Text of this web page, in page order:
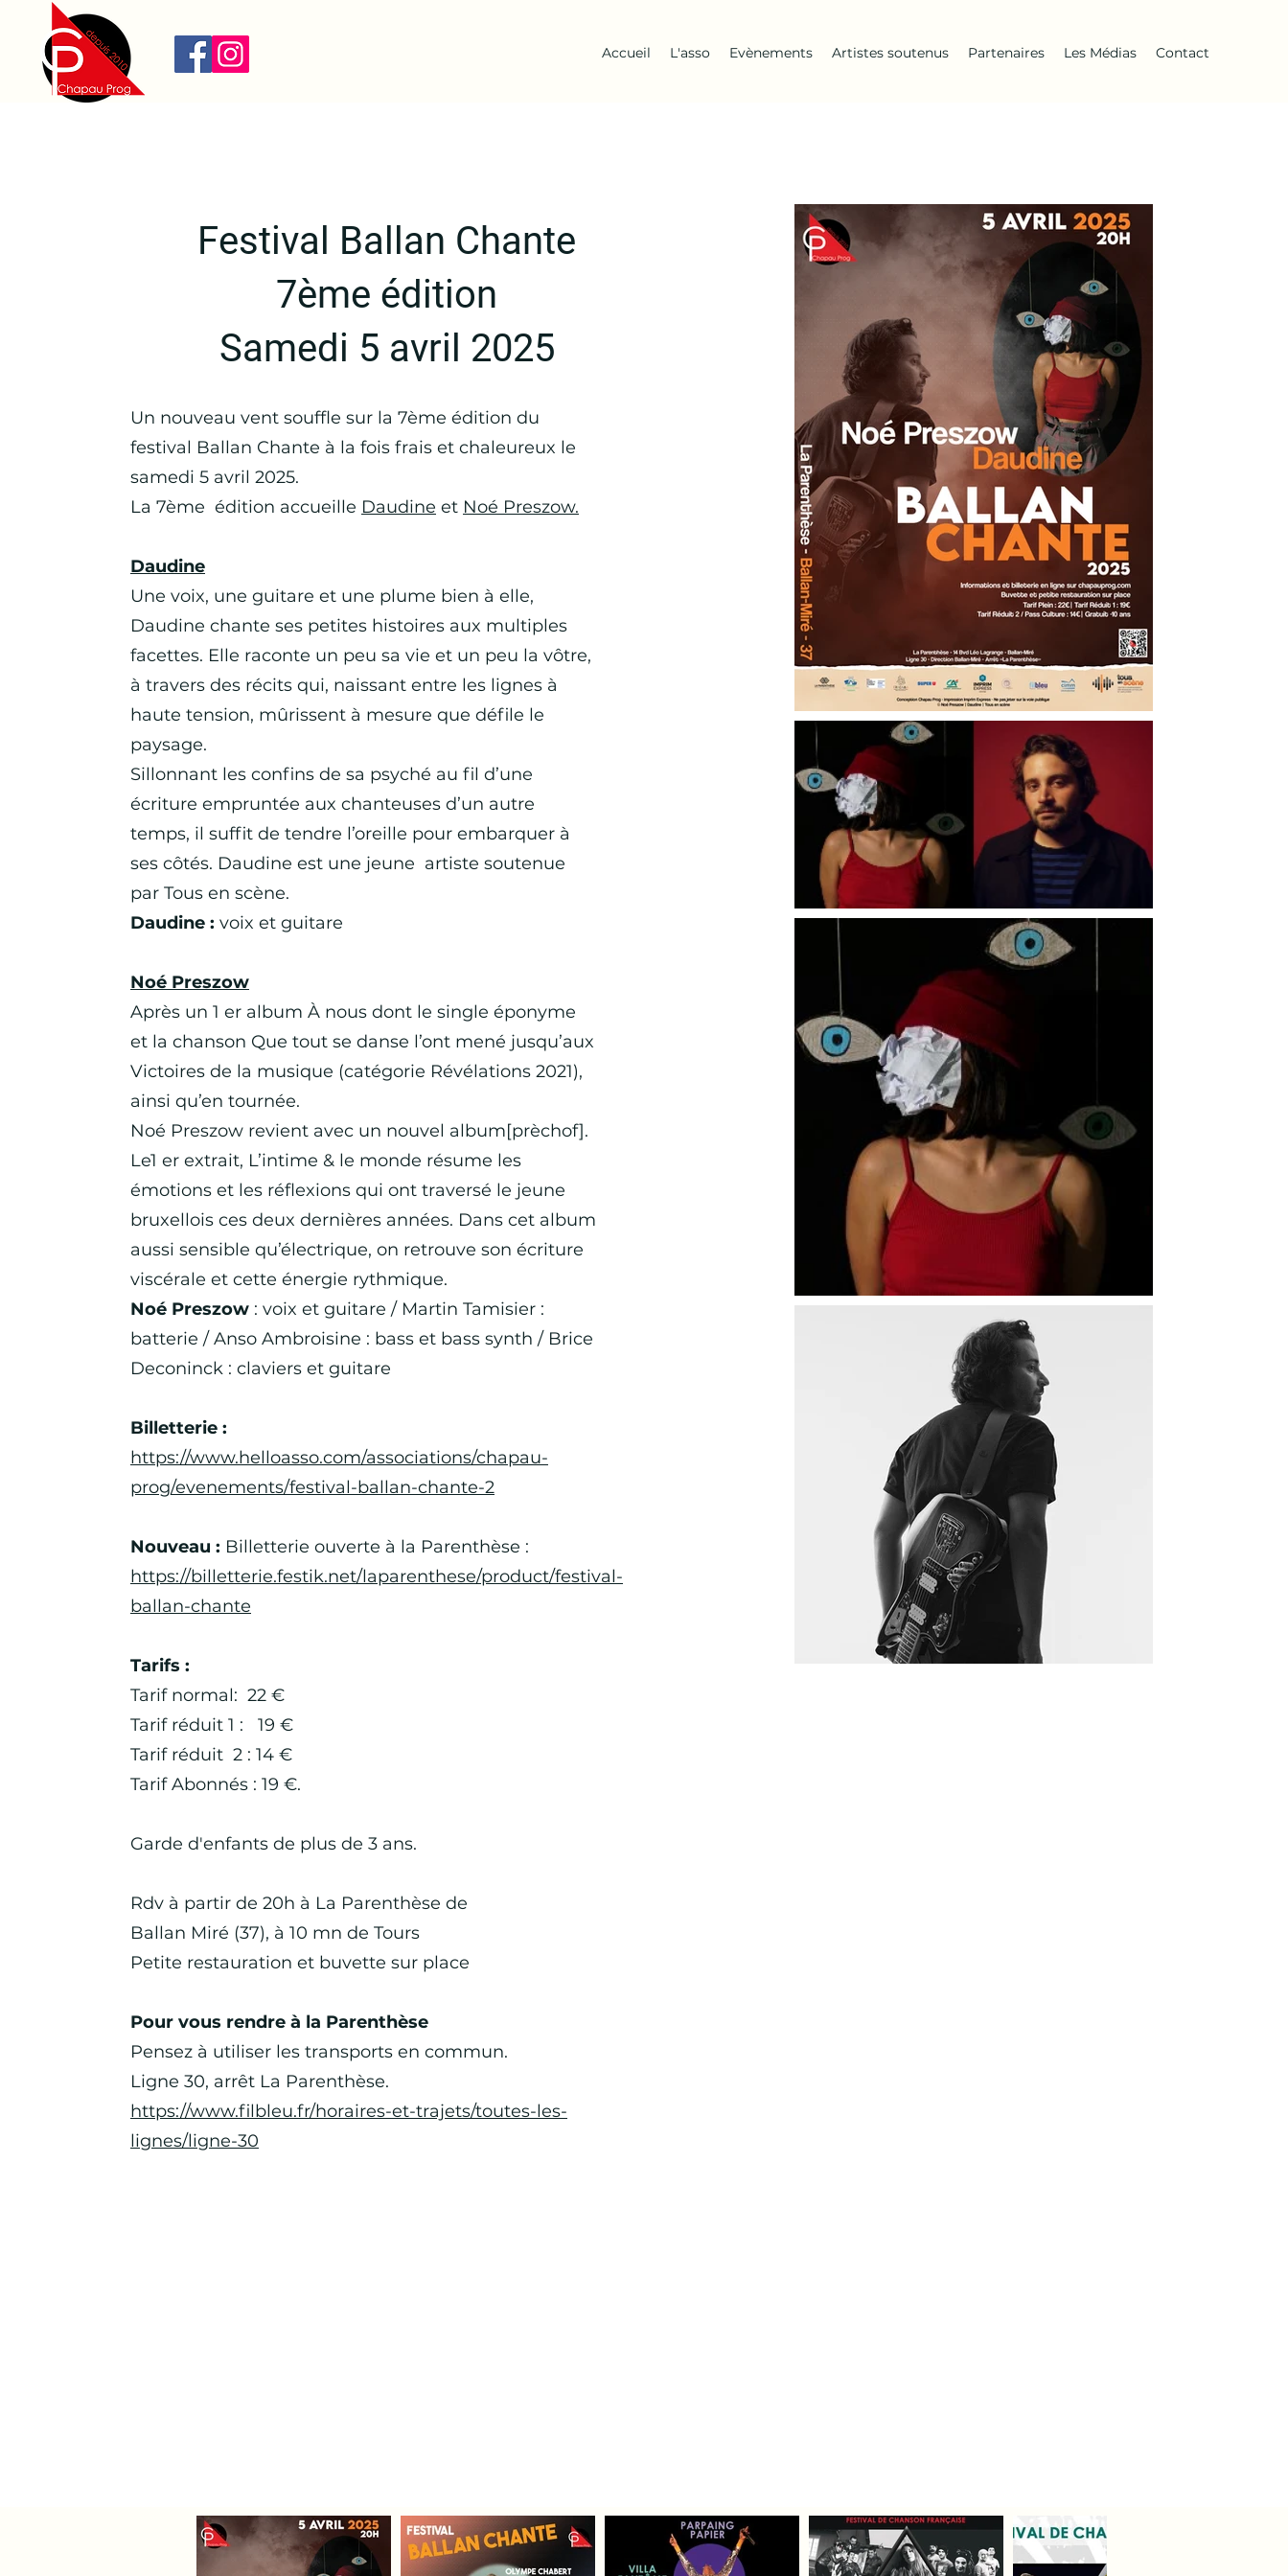
Accueil L'asso Evènements Artistes soutenus Partenaires Les Médias Contact
Festival Ballan Chante
7ème édition
Samedi 5 avril 2025
Un nouveau vent souffle sur la 7ème édition du
festival Ballan Chante à la fois frais et chaleureux le
samedi 5 avril 2025.
La 7ème édition accueille Daudine et Noé Preszow.
Daudine
Une voix, une guitare et une plume bien à elle,
Daudine chante ses petites histoires aux multiples
facettes. Elle raconte un peu sa vie et un peu la vôtre,
à travers des récits qui, naissant entre les lignes à
haute tension, mûrissent à mesure que défile le
paysage.
Sillonnant les confins de sa psyché au fil d’une
écriture empruntée aux chanteuses d’un autre
temps, il suffit de tendre l’oreille pour embarquer à
ses côtés. Daudine est une jeune artiste soutenue
par Tous en scène.​
Daudine : voix et guitare
Noé Preszow
Après un 1 er album À nous dont le single éponyme
et la chanson Que tout se danse l’ont mené jusqu’aux
Victoires de la musique (catégorie Révélations 2021),
ainsi qu’en tournée.
Noé Preszow revient avec un nouvel album[prèchof].
Le1 er extrait, L’intime & le monde résume les
émotions et les réflexions qui ont traversé le jeune
bruxellois ces deux dernières années. Dans cet album
aussi sensible qu’électrique, on retrouve son écriture
viscérale et cette énergie rythmique.
Noé Preszow : voix et guitare / Martin Tamisier :
batterie / Anso Ambroisine : bass et bass synth / Brice
Deconinck : claviers et guitare
Billetterie :
https://www.helloasso.com/associations/chapau-
prog/evenements/festival-ballan-chante-2
Nouveau : Billetterie ouverte à la Parenthèse :
https://billetterie.festik.net/laparenthese/product/festival-
ballan-chante
Tarifs :
Tarif normal: 22 €
Tarif réduit 1 : 19 €
Tarif réduit 2 : 14 €
Tarif Abonnés : 19 €.
Garde d'enfants de plus de 3 ans.
Rdv à partir de 20h à La Parenthèse de
Ballan Miré (37), à 10 mn de Tours
Petite restauration et buvette sur place
Pour vous rendre à la Parenthèse
Pensez à utiliser les transports en commun.
Ligne 30, arrêt La Parenthèse.
https://www.filbleu.fr/horaires-et-trajets/toutes-les-
lignes/ligne-30